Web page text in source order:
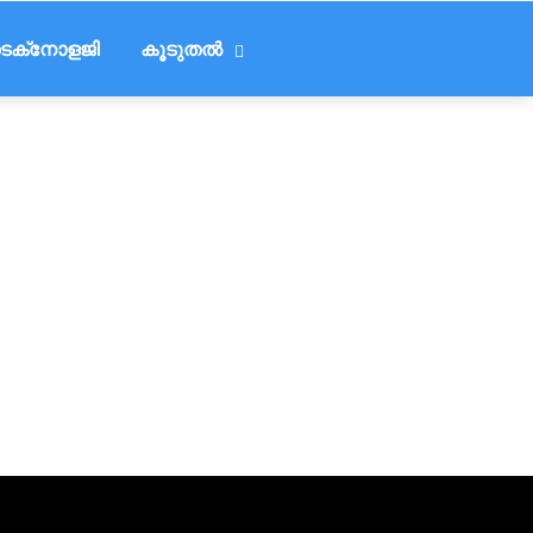
കൂടുതൽ